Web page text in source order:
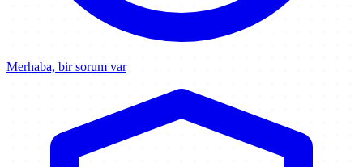
Merhaba, bir sorum var